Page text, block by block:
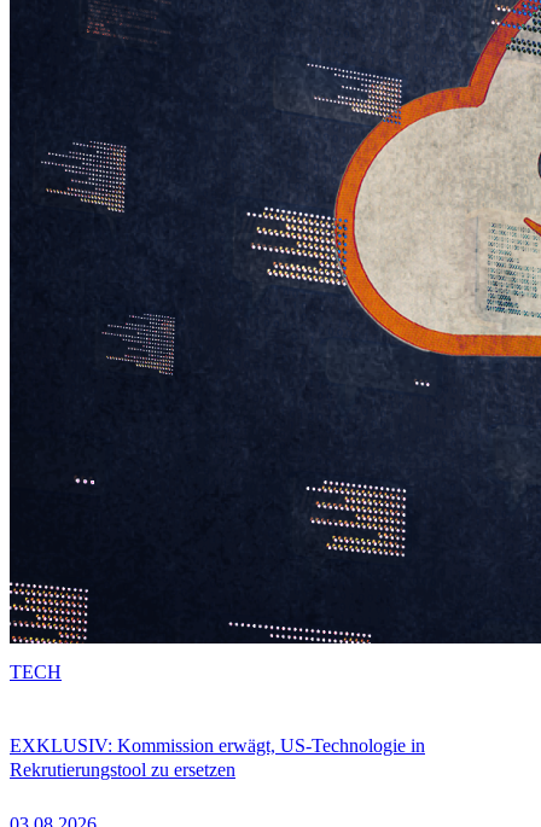
EXKLUSIV: Kommission erwägt, US-Technologie in
Rekrutierungstool zu ersetzen
TECH